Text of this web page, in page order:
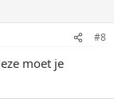
#8
moet je